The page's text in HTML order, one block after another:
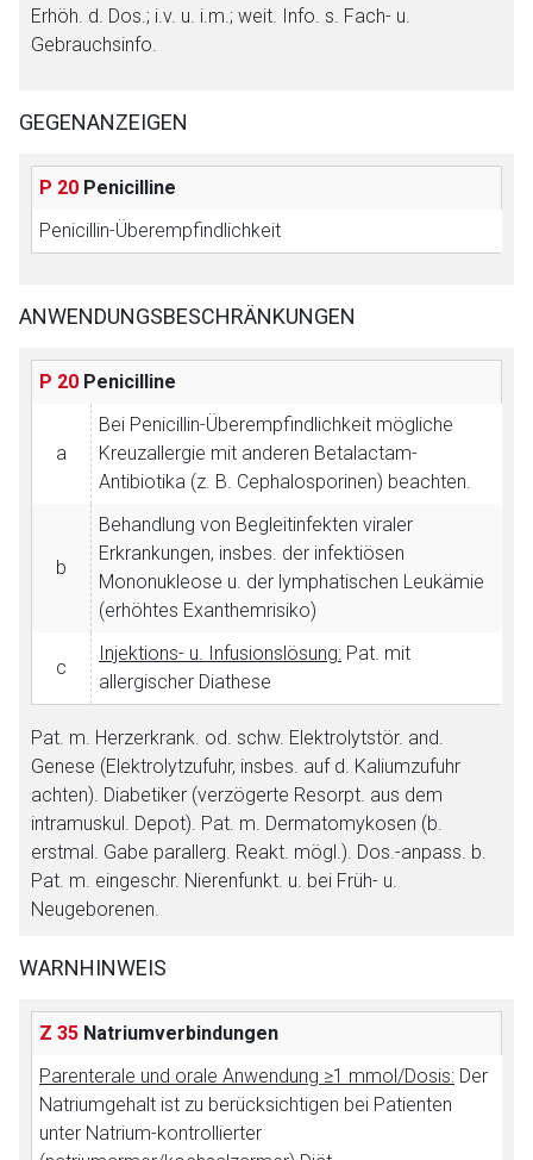
Erhöh. d. Dos.; i.v. u. i.m.; weit. Info. s. Fach- u.
Gebrauchsinfo.
GEGENANZEIGEN
P 20 Penicilline
Penicillin-Überempfindlichkeit
ANWENDUNGSBESCHRÄNKUNGEN
P 20 Penicilline
a
Bei Penicillin-Überempfindlichkeit mögliche
Kreuzallergie mit anderen Betalactam-
Antibiotika (z. B. Cephalosporinen) beachten.
b
Behandlung von Begleitinfekten viraler
Erkrankungen, insbes. der infektiösen
Mononukleose u. der lymphatischen Leukämie
(erhöhtes Exanthemrisiko)
c
Injektions- u. Infusionslösung: Pat. mit
allergischer Diathese
Pat. m. Herzerkrank. od. schw. Elektrolytstör. and.
Genese (Elektrolytzufuhr, insbes. auf d. Kaliumzufuhr
achten). Diabetiker (verzögerte Resorpt. aus dem
intramuskul. Depot). Pat. m. Dermatomykosen (b.
erstmal. Gabe parallerg. Reakt. mögl.). Dos.-anpass. b.
Pat. m. eingeschr. Nierenfunkt. u. bei Früh- u.
Neugeborenen.
WARNHINWEIS
Z 35 Natriumverbindungen
Parenterale und orale Anwendung ≥1 mmol/Dosis: Der
Natriumgehalt ist zu berücksichtigen bei Patienten
unter Natrium-kontrollierter